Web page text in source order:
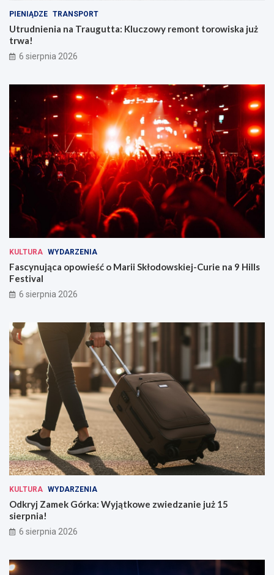
PIENIĄDZE TRANSPORT
Utrudnienia na Traugutta: Kluczowy remont torowiska już
trwa!
6 sierpnia 2026
KULTURA WYDARZENIA
Fascynująca opowieść o Marii Skłodowskiej-Curie na 9 Hills
Festival
6 sierpnia 2026
KULTURA WYDARZENIA
Odkryj Zamek Górka: Wyjątkowe zwiedzanie już 15
sierpnia!
6 sierpnia 2026